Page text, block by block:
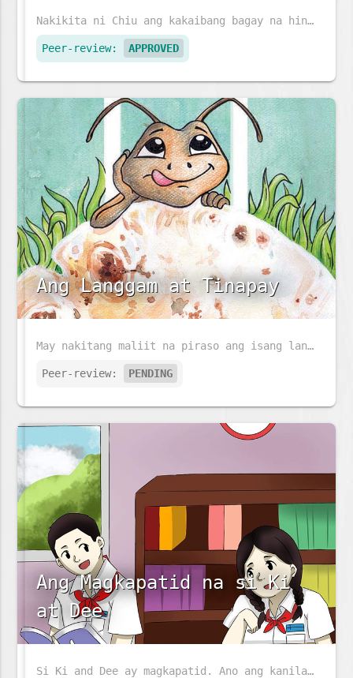
Nakikita ni Chiu ang kakaibang bagay na hindi nakikita ng iba - lumilipad na sasakyang pangkalawakan at isdang lumalangoy sa pisara. Dinala ni Ajji si Chiu sa doktor ng mga mata upang malaman ang kanyang kapangyarihan sa mahika.
Peer-review: APPROVED
Ang Langgam at Tinapay
May nakitang maliit na piraso ang isang langgam sa daan. Paano kaya niya ito maiuuwi?
Peer-review: PENDING
Ang Magkapatid na si Ki
at Dee
Si Ki and Dee ay magkapatid. Ano ang kanilang ginagawa sa buong araw?